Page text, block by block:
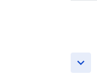
keyboard_arrow_down